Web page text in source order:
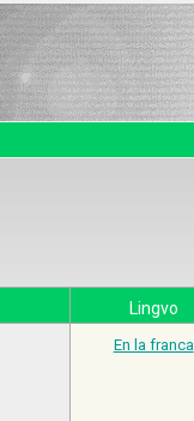
Lingvo
En la franca